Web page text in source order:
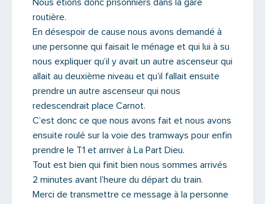
Nous étions donc prisonniers dans la gare
routière.
En désespoir de cause nous avons demandé à
une personne qui faisait le ménage et qui lui à su
nous expliquer qu’il y avait un autre ascenseur qui
allait au deuxième niveau et qu’il fallait ensuite
prendre un autre ascenseur qui nous
redescendrait place Carnot.
C’est donc ce que nous avons fait et nous avons
ensuite roulé sur la voie des tramways pour enfin
prendre le T1 et arriver à La Part Dieu.
Tout est bien qui finit bien nous sommes arrivés
2 minutes avant l’heure du départ du train.
Merci de transmettre ce message à la personne